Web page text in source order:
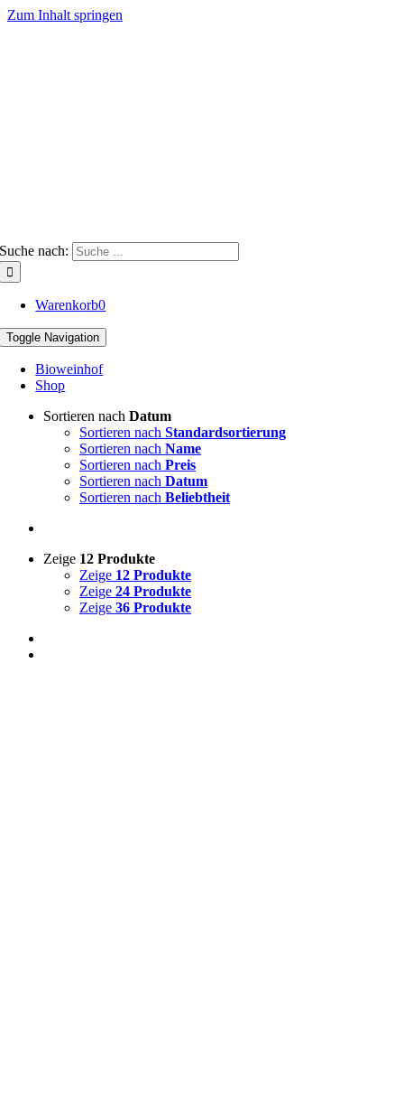
Zum Inhalt springen
Suche nach:
Warenkorb0
Toggle Navigation
Bioweinhof
Shop
Sortieren nach Datum
Sortieren nach Standardsortierung
Sortieren nach Name
Sortieren nach Preis
Sortieren nach Datum
Sortieren nach Beliebtheit
Zeige 12 Produkte
Zeige 12 Produkte
Zeige 24 Produkte
Zeige 36 Produkte